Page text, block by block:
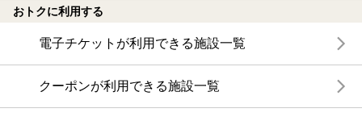
おトクに利用する
電子チケットが利用できる施設一覧
クーポンが利用できる施設一覧